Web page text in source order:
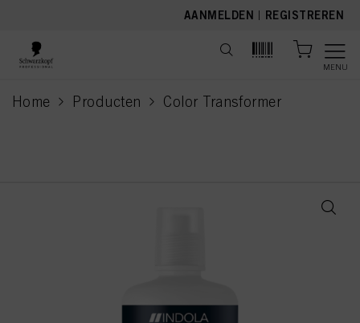
AANMELDEN | REGISTREREN
MENU
Home Producten Color Transformer
current page